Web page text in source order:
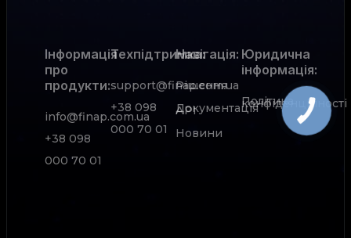
Інформація
про
продукти:
info@finap.com.ua
+38 098
000 70 01
Техпідтримка:
support@finap.com.ua
+38 098
000 70 01
Рішення
Документація
АРІ
Новини
Навігація: Юридична
інформація:
Політика
конфіденційності